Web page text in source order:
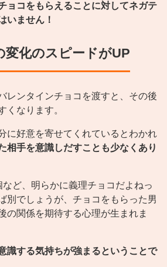
ョコをもらえることに対してネガテ
いません！
変化のスピードがUP
レンタインチョコを渡すと、その後
くなります。
に好意を寄せてくれているとわかれ
相手を意識しだすことも少なくあり
ど、明らかに義理チョコだよねっ
別でしょうが、チョコをもらった男
の関係を期待する心理が生まれま
識する気持ちが強まるということで